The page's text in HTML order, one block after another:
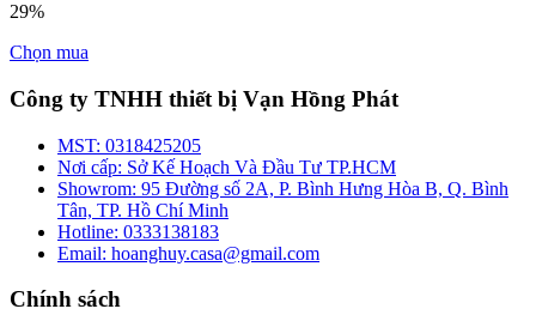
29%
Chọn mua
Công ty TNHH thiết bị Vạn Hồng Phát
MST: 0318425205
Nơi cấp: Sở Kế Hoạch Và Đầu Tư TP.HCM
Showrom: 95 Đường số 2A, P. Bình Hưng Hòa B, Q. Bình
Tân, TP. Hồ Chí Minh
Hotline: 0333138183
Email: hoanghuy.casa@gmail.com
Chính sách